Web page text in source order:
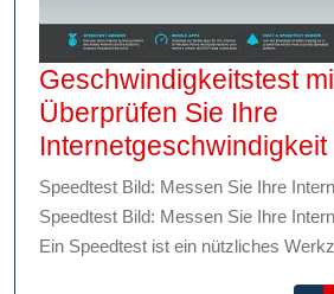
Geschwindigkeitstest
Überprüfen Sie Ihre
Internetgeschwindigkeit
Speedtest Bild: Messen Sie Ihre
Speedtest Bild: Messen Sie Ihre
Ein Speedtest ist ein nützliches